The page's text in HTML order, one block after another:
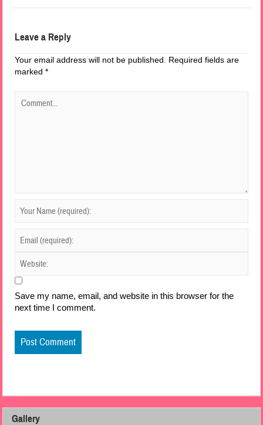
Leave a Reply
Your email address will not be published. Required fields are
marked*
Save my name, email, and website in this browser for the
next time I comment.
Gallery